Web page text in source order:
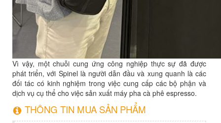
Vì vậy, một chuỗi cung ứng công nghiệp thực sự đã được
phát triển, với Spinel là người dẫn đầu và xung quanh là các
đối tác có kinh nghiệm trong việc cung cấp các bộ phận và
dịch vụ cụ thể cho việc sản xuất máy pha cà phê espresso.
THÔNG TIN MUA SẢN PHẨM